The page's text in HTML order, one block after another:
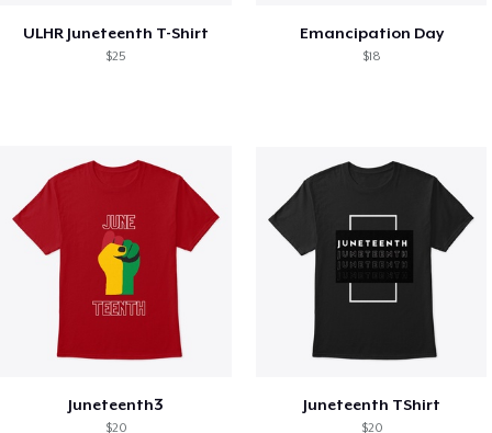
ULHR Juneteenth T-Shirt
$25
Emancipation Day
$18
Juneteenth3
$20
Juneteenth TShirt
$20